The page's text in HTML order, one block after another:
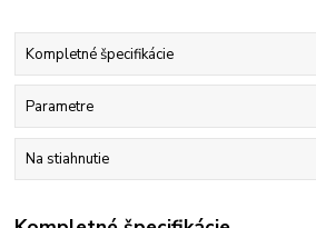
Kompletné špecifikácie
Parametre
Na stiahnutie